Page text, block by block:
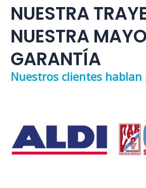
NUESTRA
NUESTRA
GARANTÍA
Nuestros clientes